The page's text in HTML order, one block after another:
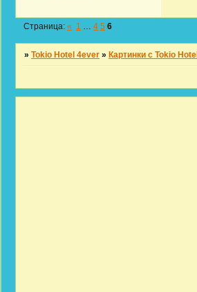
Страница:« 1 4 5 6
»Tokio Hotel 4ever » Картинки с Tokio Hotel